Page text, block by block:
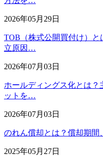
2026年05月29日
TOB（株式公開買付け）
立原因…
2026年07月03日
ホールディングス化とは？
ットを…
2026年07月03日
のれん償却とは？償却期間
2025年05月27日